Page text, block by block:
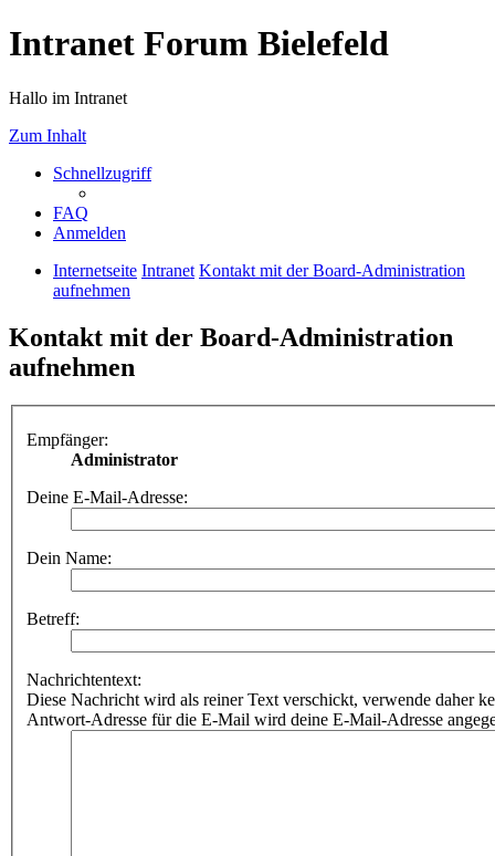
Intranet Forum Bielefeld
Hallo im Intranet
Zum Inhalt
Schnellzugriff
FAQ
Anmelden
Internetseite Intranet Kontakt mit der Board-Administration
aufnehmen
Kontakt mit der Board-Administration
aufnehmen
Empfänger:
Administrator
Deine E-Mail-Adresse:
Dein Name:
Betreff:
Nachrichtentext:
Diese Nachricht wird als reiner Text verschickt, verwende daher
Antwort-Adresse für die E-Mail wird deine E-Mail-Adresse